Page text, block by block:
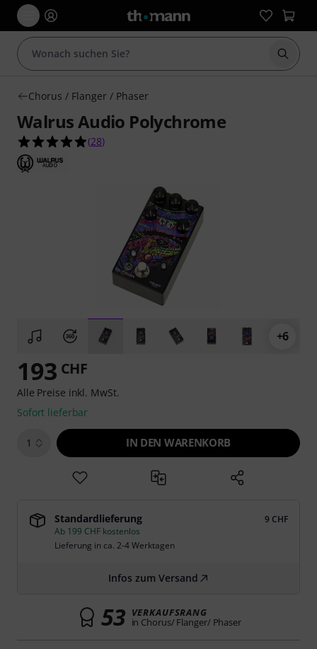
Suche
Chorus / Flanger / Phaser
Walrus Audio Polychrome
4.9 von 5 Sternen aus 28 Kundenbewertungen
(28)
+6
193 CHF
Alle Preise inkl. MwSt.
Sofort lieferbar
1 IN DEN WARENKORB
Standardlieferung
9 CHF
Ab 199 CHF kostenlos
Lieferung in ca. 2-4 Werktagen
Infos zum Versand
53 VERKAUFSRANG
in Chorus/ Flanger/ Phaser